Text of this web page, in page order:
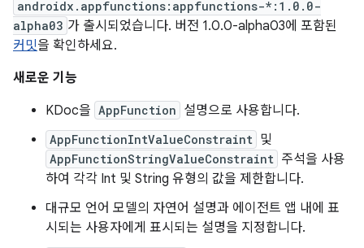
androidx.appfunctions:appfunctions-*:1.0.0-
alpha03 가 출시되었습니다. 버전 1.0.0-alpha03에 포함된
커밋을 확인하세요.
새로운 기능
KDoc을 AppFunction 설명으로 사용합니다.
AppFunctionIntValueConstraint 및
AppFunctionStringValueConstraint 주석을 사용
하여 각각 Int 및 String 유형의 값을 제한합니다.
대규모 언어 모델의 자연어 설명과 에이전트 앱 내에 표
시되는 사용자에게 표시되는 설명을 지정합니다.